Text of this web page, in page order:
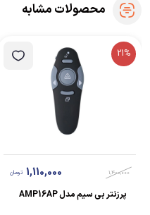
محصولات مشابه
21%
1,400,000
1,110,000 تومان
پرزنتر بی سیم مدل AMP16AP